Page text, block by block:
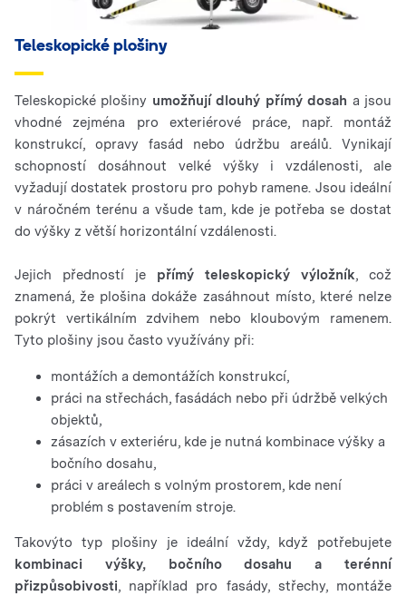
Teleskopické plošiny
Teleskopické plošiny umožňují dlouhý přímý dosah a jsou
vhodné zejména pro exteriérové ​​práce, např. montáž
konstrukcí, opravy fasád nebo údržbu areálů. Vynikají
schopností dosáhnout velké výšky i vzdálenosti, ale
vyžadují dostatek prostoru pro pohyb ramene. Jsou ideální
v náročném terénu a všude tam, kde je potřeba se dostat
do výšky z větší horizontální vzdálenosti.
Jejich předností je přímý teleskopický výložník, což
znamená, že plošina dokáže zasáhnout místo, které nelze
pokrýt vertikálním zdvihem nebo kloubovým ramenem.
Tyto plošiny jsou často využívány při:
montážích a demontážích konstrukcí,
práci na střechách, fasádách nebo při údržbě velkých
objektů,
zásazích v exteriéru, kde je nutná kombinace výšky a
bočního dosahu,
práci v areálech s volným prostorem, kde není
problém s postavením stroje.
Takovýto typ plošiny je ideální vždy, když potřebujete
kombinaci výšky, bočního dosahu a terénní
přizpůsobivosti, například pro fasády, střechy, montáže